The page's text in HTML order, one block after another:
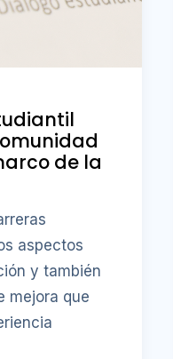
de la
aspectos
y también
mejora que